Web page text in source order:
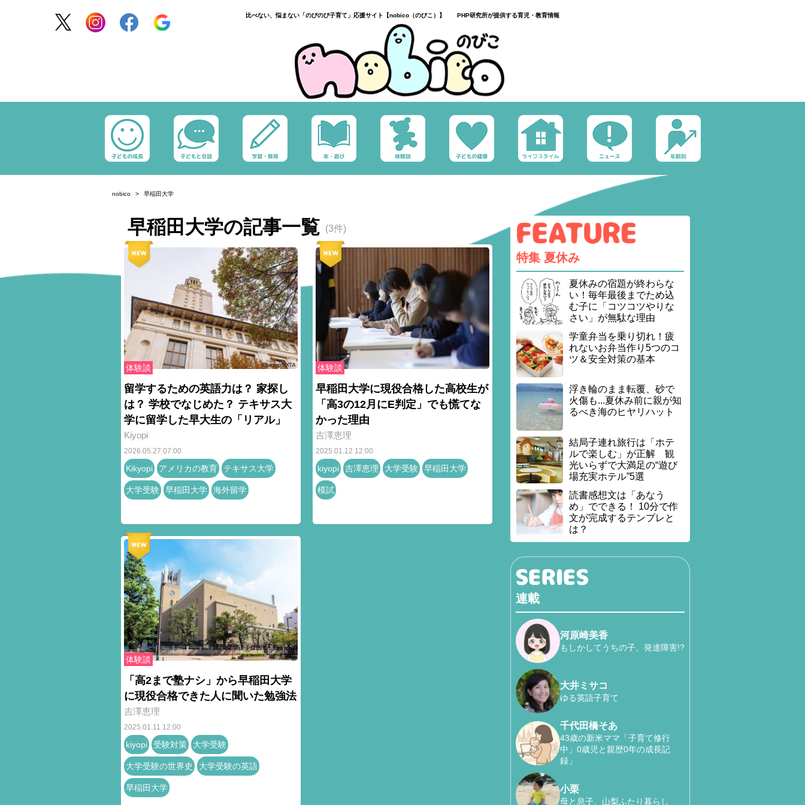
比べない、悩まない「のびのび子育て」応援サイト【nobico（のびこ）】 PHP研究所が提供する育児・教育情報
nobico 早稲田大学
早稲田大学の記事一覧 (3件)
体験談
留学するための英語力は？ 家探し
は？ 学校でなじめた？ テキサス大
学に留学した早大生の「リアル」
Kiyopi
2026.05.27 07:00
Kikyopi アメリカの教育 テキサス大学
大学受験 早稲田大学 海外留学
体験談
早稲田大学に現役合格した高校生が
「高3の12月にE判定」でも慌てな
かった理由
吉澤恵理
2025.01.12 12:00
kiyopi 吉澤恵理 大学受験 早稲田大学
模試
体験談
「高2まで塾ナシ」から早稲田大学
に現役合格できた人に聞いた勉強法
吉澤恵理
2025.01.11 12:00
kiyopi 受験対策 大学受験
大学受験の世界史 大学受験の英語
早稲田大学
特集 夏休み
夏休みの宿題が終わらな
い！毎年最後までため込
む子に「コツコツやりな
さい」が無駄な理由
学童弁当を乗り切れ！疲
れないお弁当作り5つのコ
ツ＆安全対策の基本
浮き輪のまま転覆、砂で
火傷も...夏休み前に親が知
るべき海のヒヤリハット
結局子連れ旅行は「ホテ
ルで楽しむ」が正解 観
光いらずで大満足の“遊び
場充実ホテル”5選
読書感想文は「あなう
め」でできる！ 10分で作
文が完成するテンプレと
は？
連載
河原崎美香
もしかしてうちの子、発達障害!?
大井ミサコ
ゆる英語子育て
千代田橋そあ
43歳の新米ママ「子育て修行
中」0歳児と親歴0年の成長記
録」
小栗
母と息子、山梨ふたり暮らし